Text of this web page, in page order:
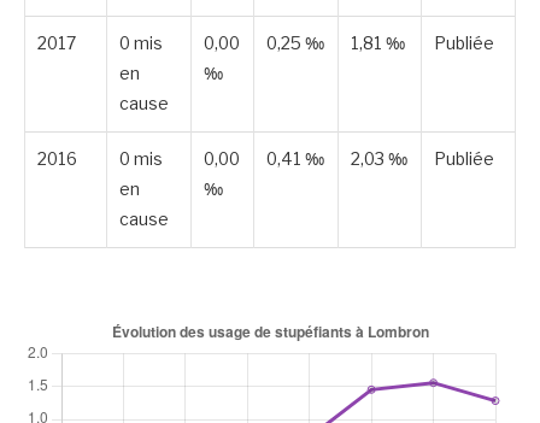
2017
0 mis
en
cause
0,00
‰
0,25 ‰ 1,81 ‰ Publiée
2016
0 mis
en
cause
0,00
‰
0,41 ‰ 2,03 ‰ Publiée